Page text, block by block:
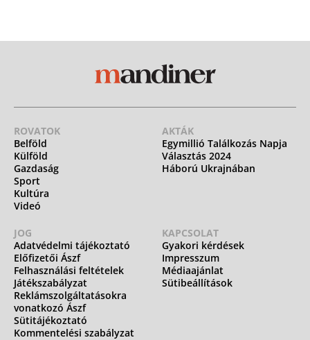
ROVATOK
Belföld
Külföld
Gazdaság
Sport
Kultúra
Videó
AKTÁK
Egymillió Találkozás Napja
Választás 2024
Háború Ukrajnában
JOG
Adatvédelmi tájékoztató
Előfizetői Ászf
Felhasználási feltételek
Játékszabályzat
Reklámszolgáltatásokra
vonatkozó Ászf
Sütitájékoztató
Kommentelési szabályzat
KAPCSOLAT
Gyakori kérdések
Impresszum
Médiaajánlat
Sütibeállítások